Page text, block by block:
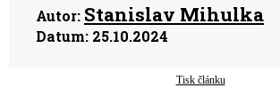
Autor: Stanislav Mihulka
Datum: 25.10.2024
Tisk článku